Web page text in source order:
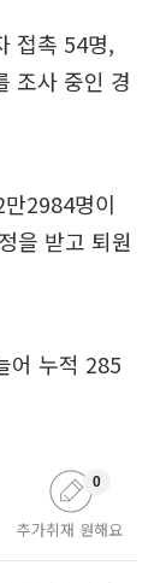
접촉 54명,
조사 중인 경
2984명이
을 받고 퇴원
어 누적 285
추가취재 원해요
0